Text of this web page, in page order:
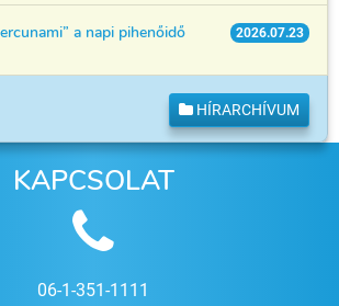
2026.07.23
a napi pihenőidő
HÍRARCHÍVUM
KAPCSOLAT
06-1-351-1111